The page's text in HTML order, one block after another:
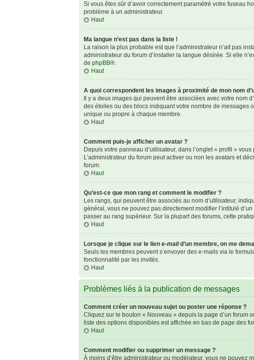
Si vous êtes sûr d’avoir correctement paramétré votre fuseau
problème à un administrateur.
Haut
Ma langue n’est pas dans la liste !
La raison la plus probable est que l’administrateur n’ait pas
administrateur du forum d’installer la langue désirée. Si elle
de phpBB®.
Haut
A quoi correspondent les images à proximité de mon nom
Il y a deux images qui peuvent être associées avec votre nom
des étoiles ou des blocs indiquant votre nombre de messages
unique ou propre à chaque membre.
Haut
Comment puis-je afficher un avatar ?
Depuis votre panneau d’utilisateur, dans l’onglet « profil »
L’administrateur du forum peut activer ou non les avatars et
forum.
Haut
Qu’est-ce que mon rang et comment le modifier ?
Les rangs, qui peuvent être associés au nom d’utilisateur,
général, vous ne pouvez pas directement modifier l’intitulé
passer au rang supérieur. Sur la plupart des forums, cette
Haut
Lorsque je clique sur le lien e-maild’un membre, on me
Seuls les membres peuvent s’envoyer des e-mails via le
fonctionnalité par les invités.
Haut
Problèmes liés à la publication de messages
Comment créer un nouveau sujet ou poster une réponse ?
Cliquez sur le bouton « Nouveau » depuis la page d’un forum
liste des options disponibles est affichée en bas de page des
Haut
Comment modifier ou supprimer un message ?
À moins d’être administrateur ou modérateur, vous ne